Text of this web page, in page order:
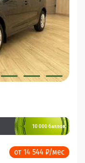
10 000 баллов
от 14 544 ₽/мес